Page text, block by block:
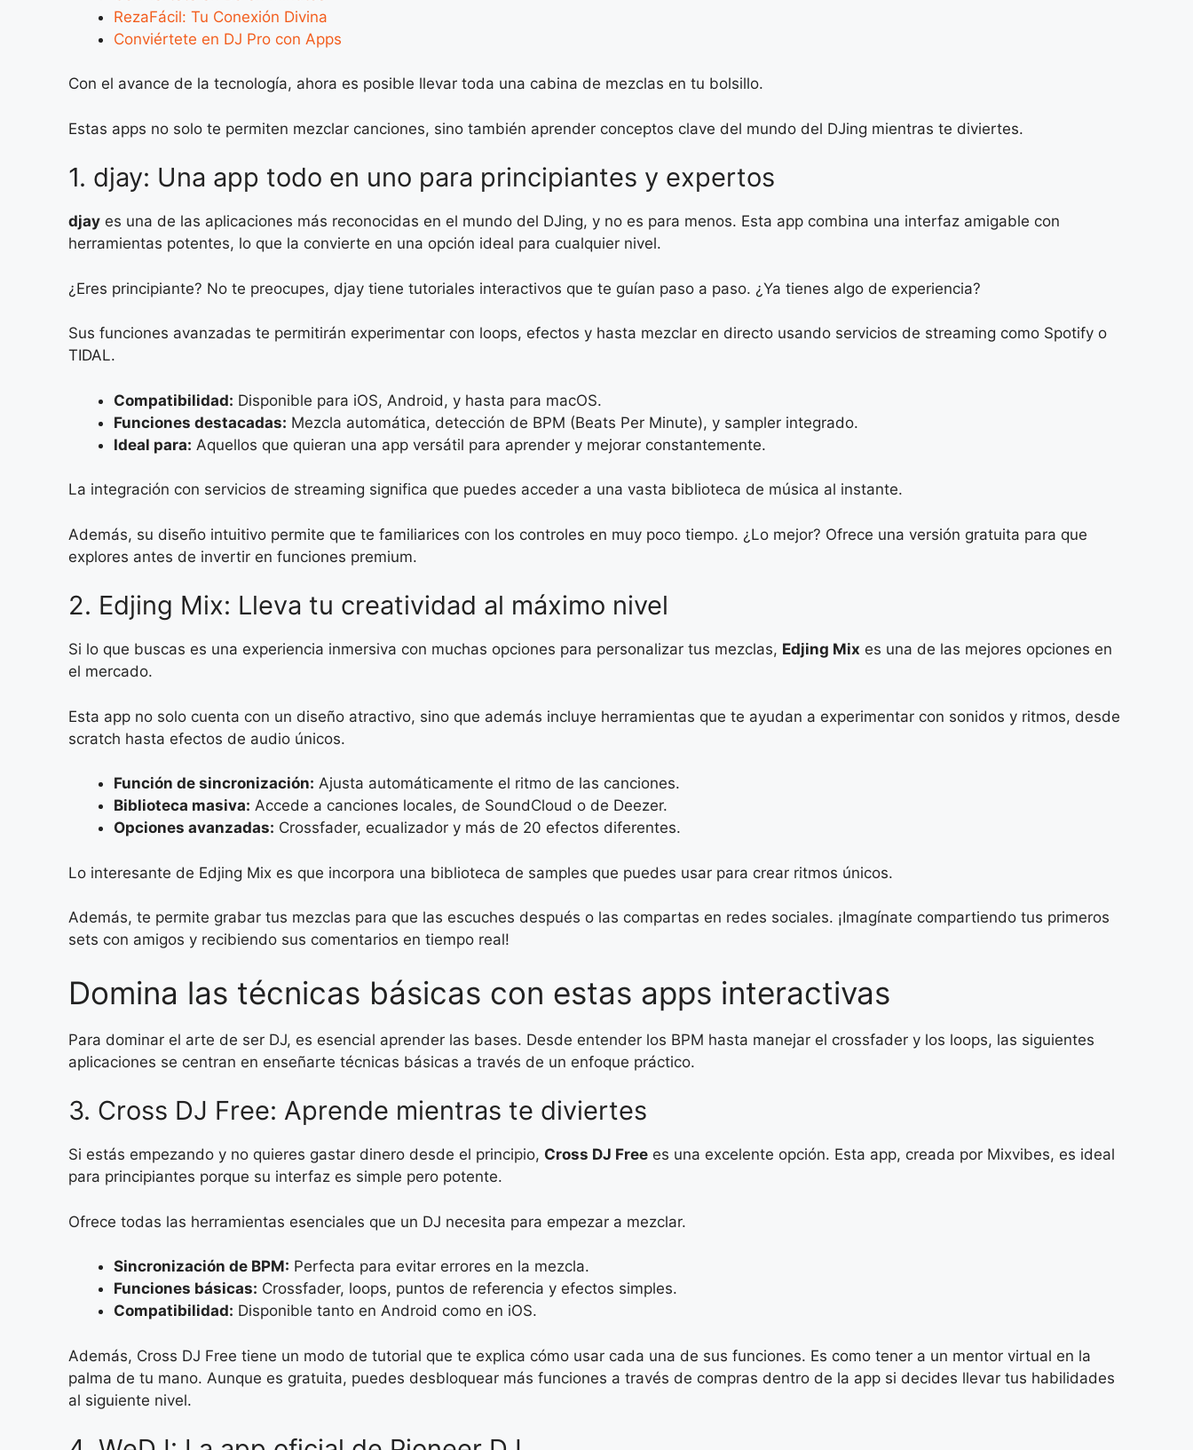
RezaFácil: Tu Conexión Divina
Conviértete en DJ Pro con Apps
Con el avance de la tecnología, ahora es posible llevar toda una cabina de mezclas en tu bolsillo.
Estas apps no solo te permiten mezclar canciones, sino también aprender conceptos clave del mundo del DJing mientras te diviertes.
1. djay: Una app todo en uno para principiantes y expertos
djay es una de las aplicaciones más reconocidas en el mundo del DJing, y no es para menos. Esta app combina una interfaz amigable con
herramientas potentes, lo que la convierte en una opción ideal para cualquier nivel.
¿Eres principiante? No te preocupes, djay tiene tutoriales interactivos que te guían paso a paso. ¿Ya tienes algo de experiencia?
Sus funciones avanzadas te permitirán experimentar con loops, efectos y hasta mezclar en directo usando servicios de streaming como Spotify o
TIDAL.
Compatibilidad: Disponible para iOS, Android, y hasta para macOS.
Funciones destacadas: Mezcla automática, detección de BPM (Beats Per Minute), y sampler integrado.
Ideal para: Aquellos que quieran una app versátil para aprender y mejorar constantemente.
La integración con servicios de streaming significa que puedes acceder a una vasta biblioteca de música al instante.
Además, su diseño intuitivo permite que te familiarices con los controles en muy poco tiempo. ¿Lo mejor? Ofrece una versión gratuita para que
explores antes de invertir en funciones premium.
2. Edjing Mix: Lleva tu creatividad al máximo nivel
Si lo que buscas es una experiencia inmersiva con muchas opciones para personalizar tus mezclas, Edjing Mix es una de las mejores opciones en
el mercado.
Esta app no solo cuenta con un diseño atractivo, sino que además incluye herramientas que te ayudan a experimentar con sonidos y ritmos, desde
scratch hasta efectos de audio únicos.
Función de sincronización: Ajusta automáticamente el ritmo de las canciones.
Biblioteca masiva: Accede a canciones locales, de SoundCloud o de Deezer.
Opciones avanzadas: Crossfader, ecualizador y más de 20 efectos diferentes.
Lo interesante de Edjing Mix es que incorpora una biblioteca de samples que puedes usar para crear ritmos únicos.
Además, te permite grabar tus mezclas para que las escuches después o las compartas en redes sociales. ¡Imagínate compartiendo tus primeros
sets con amigos y recibiendo sus comentarios en tiempo real!
Domina las técnicas básicas con estas apps interactivas
Para dominar el arte de ser DJ, es esencial aprender las bases. Desde entender los BPM hasta manejar el crossfader y los loops, las siguientes
aplicaciones se centran en enseñarte técnicas básicas a través de un enfoque práctico.
3. Cross DJ Free: Aprende mientras te diviertes
Si estás empezando y no quieres gastar dinero desde el principio, Cross DJ Free es una excelente opción. Esta app, creada por Mixvibes, es ideal
para principiantes porque su interfaz es simple pero potente.
Ofrece todas las herramientas esenciales que un DJ necesita para empezar a mezclar.
Sincronización de BPM: Perfecta para evitar errores en la mezcla.
Funciones básicas: Crossfader, loops, puntos de referencia y efectos simples.
Compatibilidad: Disponible tanto en Android como en iOS.
Además, Cross DJ Free tiene un modo de tutorial que te explica cómo usar cada una de sus funciones. Es como tener a un mentor virtual en la
palma de tu mano. Aunque es gratuita, puedes desbloquear más funciones a través de compras dentro de la app si decides llevar tus habilidades
al siguiente nivel.